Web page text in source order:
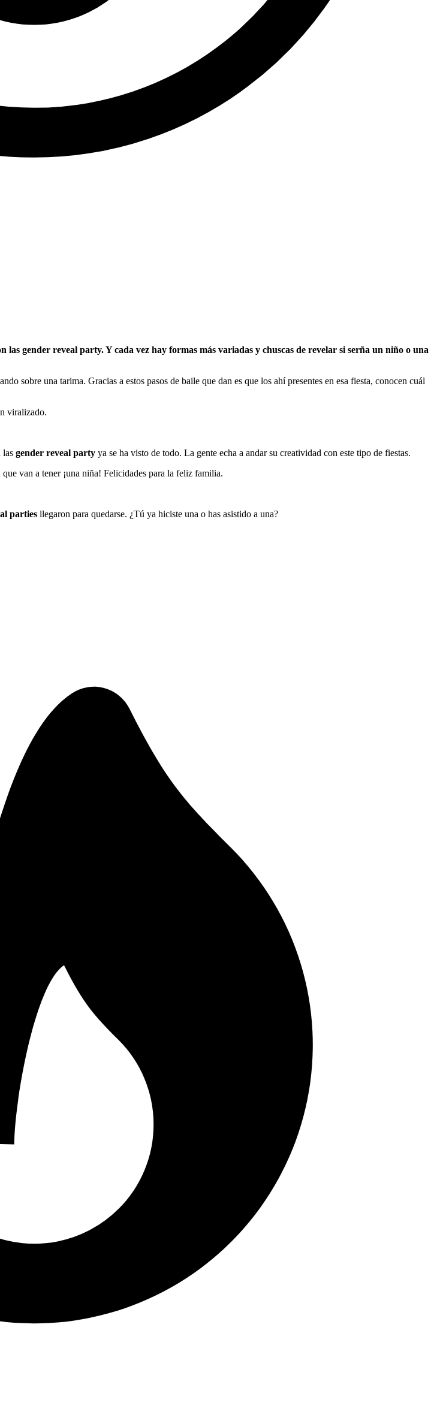
las gender reveal party. Y cada vez hay formas más variadas y chuscas de revelar si serña un niño o una
sobre una tarima. Gracias a estos pasos de baile que dan es que los ahí presentes en esa fiesta, conocen cuál
viralizado.
las gender reveal party ya se ha visto de todo. La gente echa a andar su creatividad con este tipo de fiestas.
que van a tener ¡una niña! Felicidades para la feliz familia.
parties llegaron para quedarse. ¿Tú ya hiciste una o has asistido a una?